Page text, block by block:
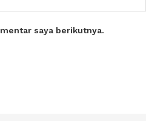
saya berikutnya.